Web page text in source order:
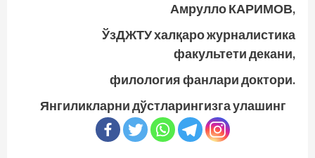
Амрулло КАРИМОВ,
ЎзДЖТУ халқаро журналистика
факультети декани,
филология фанлари доктори.
Янгиликларни дўстларингизга улашинг